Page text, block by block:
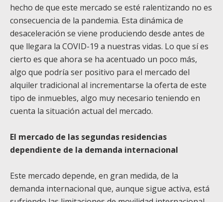
hecho de que este mercado se esté ralentizando no es
consecuencia de la pandemia. Esta dinámica de
desaceleración se viene produciendo desde antes de
que llegara la COVID-19 a nuestras vidas. Lo que sí es
cierto es que ahora se ha acentuado un poco más,
algo que podría ser positivo para el mercado del
alquiler tradicional al incrementarse la oferta de este
tipo de inmuebles, algo muy necesario teniendo en
cuenta la situación actual del mercado.
El mercado de las segundas residencias
dependiente de la demanda internacional
Este mercado depende, en gran medida, de la
demanda internacional que, aunque sigue activa, está